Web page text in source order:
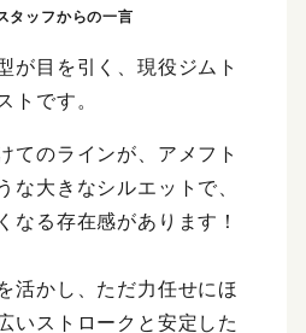
が目を引く、現役ジムト
トです。
てのラインが、アメフト
な大きなシルエットで、
なる存在感があります！
活かし、ただ力任せにほ
いストロークと安定した